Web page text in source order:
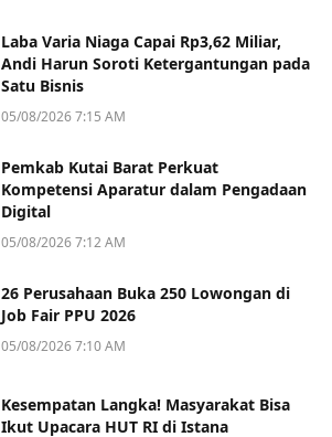
Laba Varia Niaga Capai Rp3,62 Miliar,
Andi Harun Soroti Ketergantungan pada
Satu Bisnis
05/08/2026 7:15 AM
Pemkab Kutai Barat Perkuat
Kompetensi Aparatur dalam Pengadaan
Digital
05/08/2026 7:12 AM
26 Perusahaan Buka 250 Lowongan di
Job Fair PPU 2026
05/08/2026 7:10 AM
Kesempatan Langka! Masyarakat Bisa
Ikut Upacara HUT RI di Istana